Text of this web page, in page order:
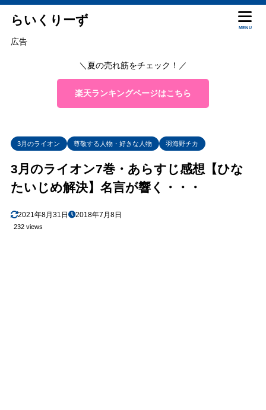
らいくりーず
MENU
広告
＼夏の売れ筋をチェック！／
楽天ランキングページはこちら
3月のライオン 尊敬する人物・好きな人物 羽海野チカ
3月のライオン7巻・あらすじ感想【ひな
たいじめ解決】名言が響く・・・
2021年8月31日 2018年7月8日
232 views